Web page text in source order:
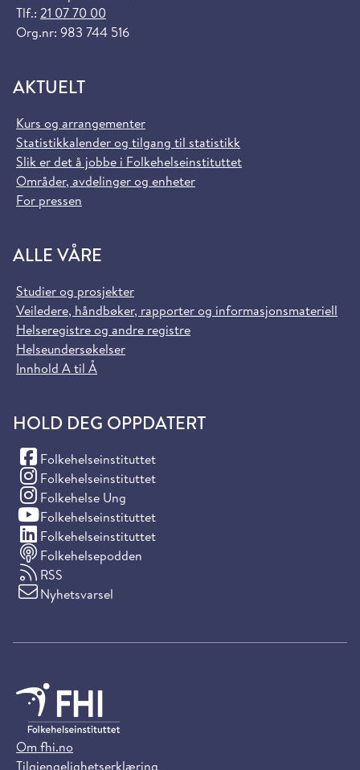
Tlf.: 21 07 70 00
Org.nr: 983 744 516
AKTUELT
Kurs og arrangementer
Statistikkalender og tilgang til statistikk
Slik er det å jobbe i Folkehelseinstituttet
Områder, avdelinger og enheter
For pressen
ALLE VÅRE
Studier og prosjekter
Veiledere, håndbøker, rapporter og informasjonsmateriell
Helseregistre og andre registre
Helseundersøkelser
Innhold A til Å
HOLD DEG OPPDATERT
Folkehelseinstituttet
(Facebook)
Folkehelseinstituttet
(Instagram)
Folkehelse Ung
(Instagram)
Folkehelseinstituttet
(YouTube)
Folkehelseinstituttet
(LinkedIn)
Folkehelsepodden
RSS
Nyhetsvarsel
Om fhi.no
Tilgjengelighetserklæring